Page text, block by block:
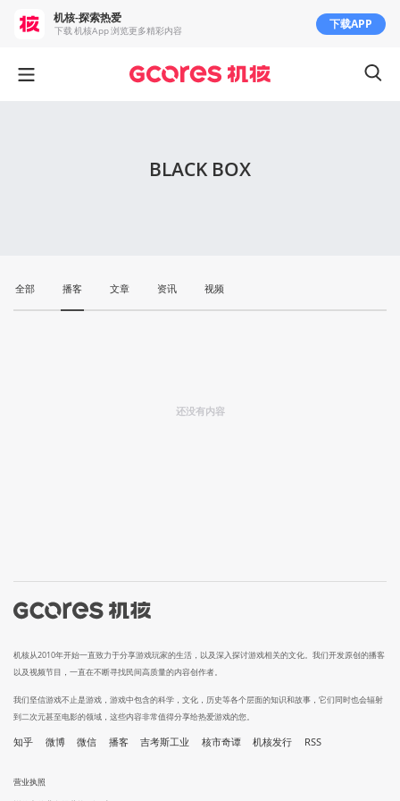
BLACK BOX
全部 播客 文章 资讯 视频
还没有内容
机核从2010年开始一直致力于分享游戏玩家的生活，以及深入探讨游戏相关的文化。我们开发原创的播客
以及视频节目，一直在不断寻找民间高质量的内容创作者。
我们坚信游戏不止是游戏，游戏中包含的科学，文化，历史等各个层面的知识和故事，它们同时也会辐射
到二次元甚至电影的领域，这些内容非常值得分享给热爱游戏的您。
知乎 微博 微信 播客 吉考斯工业 核市奇谭 机核发行 RSS
营业执照
机核-探索热爱
下载 机核App 浏览更多精彩内容 下载APP